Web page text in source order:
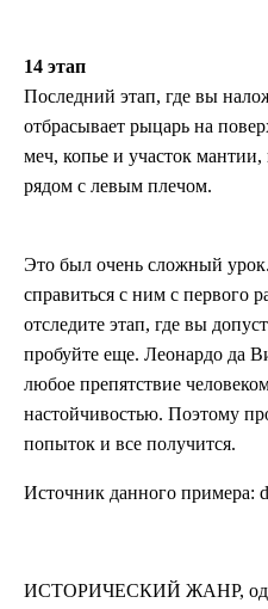
14 этап
Последний этап, где вы
отбрасывает рыцарь на
меч, копье и участок
рядом с левым плечом.
Это был очень сложный
справиться с ним с первого
отследите этап, где вы
пробуйте еще. Леонардо да
любое препятствие
настойчивостью. Поэтому
попыток и все получится.
Источник данного примера:
ИСТОРИЧЕСКИЙ ЖАНР,